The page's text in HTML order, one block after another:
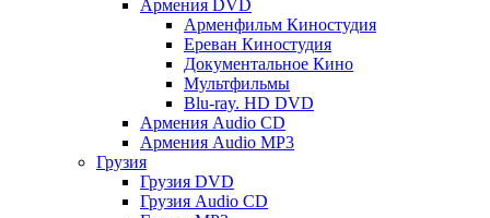
Армения DVD
Арменфильм Киностудия
Ереван Киностудия
Документальное Кино
Мультфильмы
Blu-ray. HD DVD
Армения Audio CD
Армения Audio MP3
Грузия
Грузия DVD
Грузия Audio CD